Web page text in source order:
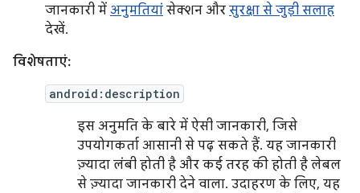
जानकारी में अनुमतियां सेक्शन और सुरक्षा से जुड़ी सलाह
देखें.
विशेषताएं:
android:description
इस अनुमति के बारे में ऐसी जानकारी, जिसे
उपयोगकर्ता आसानी से पढ़ सकते हैं. यह जानकारी
ज़्यादा लंबी होती है और कई तरह की होती है लेबल
से ज़्यादा जानकारी देने वाला. उदाहरण के लिए, यह